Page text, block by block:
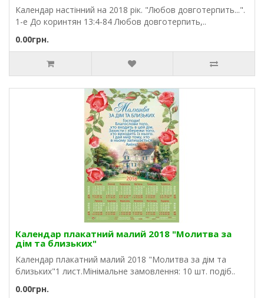
Календар настінний на 2018 рік. "Любов довготерпить...".
1-е До коринтян 13:4-84 Любов довготерпить,..
0.00грн.
Календар плакатний малий 2018 "Молитва за
дім та близьких"
Календар плакатний малий 2018 "Молитва за дім та
близьких"1 лист.Мінімальне замовлення: 10 шт. подіб..
0.00грн.